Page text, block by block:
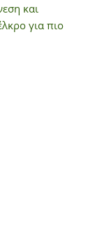
και
για πιο